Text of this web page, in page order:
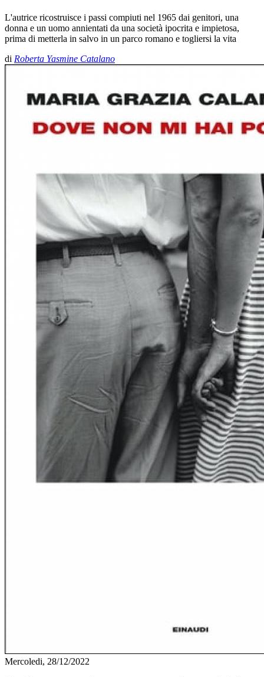
L'autrice ricostruisce i passi compiuti nel 1965 dai genitori, una
donna e un uomo annientati da una società ipocrita e impietosa,
prima di metterla in salvo in un parco romano e togliersi la vita
di Roberta Yasmine Catalano
Mercoledi, 28/12/2022